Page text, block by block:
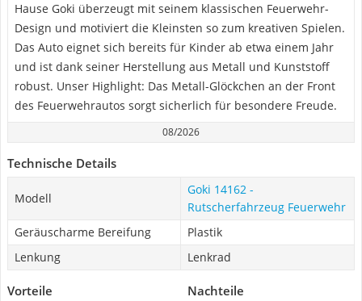
Hause Goki überzeugt mit seinem klassischen Feuerwehr-
Design und motiviert die Kleinsten so zum kreativen Spielen.
Das Auto eignet sich bereits für Kinder ab etwa einem Jahr
und ist dank seiner Herstellung aus Metall und Kunststoff
robust. Unser Highlight: Das Metall-Glöckchen an der Front
des Feuerwehrautos sorgt sicherlich für besondere Freude.
08/2026
Technische Details
Modell
Goki 14162 -
Rutscherfahrzeug Feuerwehr
Geräuscharme Bereifung
Plastik
Lenkung
Lenkrad
Vorteile Nachteile